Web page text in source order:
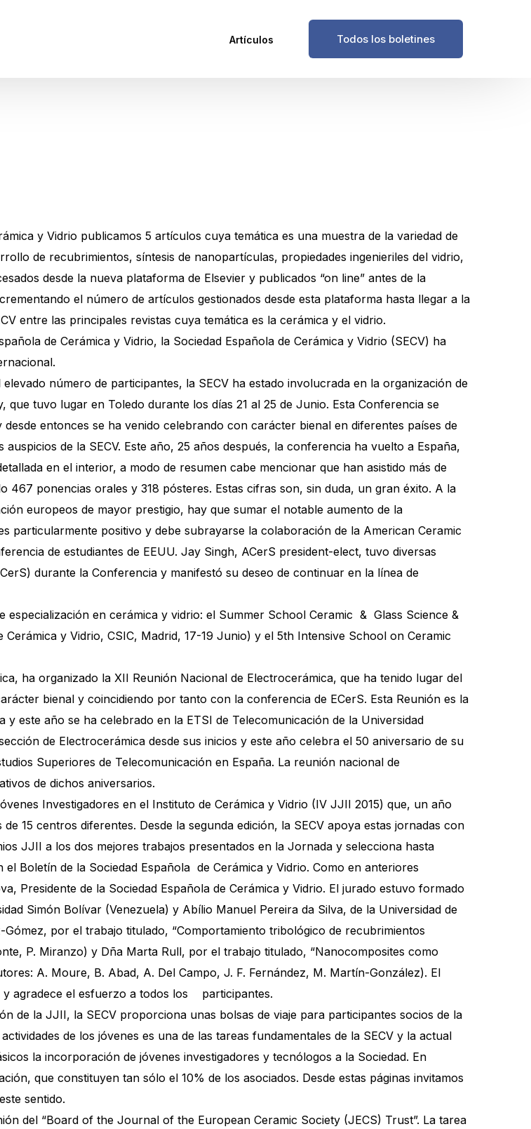
Artículos Todos los boletines
y Vidrio publicamos 5 artículos cuya temática es una muestra de la variedad de
de recubrimientos, síntesis de nanopartículas, propiedades ingenieriles del vidrio,
desde la nueva plataforma de Elsevier y publicados “on line” antes de la
el número de artículos gestionados desde esta plataforma hasta llegar a la
entre las principales revistas cuya temática es la cerámica y el vidrio.
de Cerámica y Vidrio, la Sociedad Española de Cerámica y Vidrio (SECV) ha
número de participantes, la SECV ha estado involucrada en la organización de
tuvo lugar en Toledo durante los días 21 al 25 de Junio. Esta Conferencia se
entonces se ha venido celebrando con carácter bienal en diferentes países de
de la SECV. Este año, 25 años después, la conferencia ha vuelto a España,
en el interior, a modo de resumen cabe mencionar que han asistido más de
467 ponencias orales y 318 pósteres. Estas cifras son, sin duda, un gran éxito. A la
europeos de mayor prestigio, hay que sumar el notable aumento de la
particularmente positivo y debe subrayarse la colaboración de la American Ceramic
de estudiantes de EEUU. Jay Singh, ACerS president-elect, tuvo diversas
durante la Conferencia y manifestó su deseo de continuar en la línea de
en cerámica y vidrio: el Summer School Ceramic & Glass Science &
y Vidrio, CSIC, Madrid, 17-19 Junio) y el 5th Intensive School on Ceramic
ha organizado la XII Reunión Nacional de Electrocerámica, que ha tenido lugar del
bienal y coincidiendo por tanto con la conferencia de ECerS. Esta Reunión es la
este año se ha celebrado en la ETSI de Telecomunicación de la Universidad
de Electrocerámica desde sus inicios y este año celebra el 50 aniversario de su
Superiores de Telecomunicación en España. La reunión nacional de
de dichos aniversarios.
Investigadores en el Instituto de Cerámica y Vidrio (IV JJII 2015) que, un año
15 centros diferentes. Desde la segunda edición, la SECV apoya estas jornadas con
JJII a los dos mejores trabajos presentados en la Jornada y selecciona hasta
Boletín de la Sociedad Española de Cerámica y Vidrio. Como en anteriores
Presidente de la Sociedad Española de Cerámica y Vidrio. El jurado estuvo formado
Simón Bolívar (Venezuela) y Abílio Manuel Pereira da Silva, de la Universidad de
por el trabajo titulado, “Comportamiento tribológico de recubrimientos
P. Miranzo) y Dña Marta Rull, por el trabajo titulado, “Nanocomposites como
A. Moure, B. Abad, A. Del Campo, J. F. Fernández, M. Martín-González). El
y agradece el esfuerzo a todos los participantes.
de la JJII, la SECV proporciona unas bolsas de viaje para participantes socios de la
de los jóvenes es una de las tareas fundamentales de la SECV y la actual
la incorporación de jóvenes investigadores y tecnólogos a la Sociedad. En
que constituyen tan sólo el 10% de los asociados. Desde estas páginas invitamos
sentido.
del “Board of the Journal of the European Ceramic Society (JECS) Trust”. La tarea